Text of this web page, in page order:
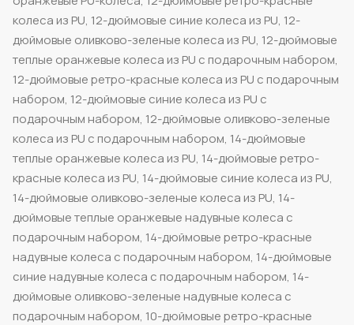
колеса из PU, 12-дюймовые синие колеса из PU, 12-
дюймовые оливково-зеленые колеса из PU, 12-дюймовые
теплые оранжевые колеса из PU с подарочным набором,
12-дюймовые ретро-красные колеса из PU с подарочным
набором, 12-дюймовые синие колеса из PU с
подарочным набором, 12-дюймовые оливково-зеленые
колеса из PU с подарочным набором, 14-дюймовые
теплые оранжевые колеса из PU, 14-дюймовые ретро-
красные колеса из PU, 14-дюймовые синие колеса из PU,
14-дюймовые оливково-зеленые колеса из PU, 14-
дюймовые теплые оранжевые надувные колеса с
подарочным набором, 14-дюймовые ретро-красные
надувные колеса с подарочным набором, 14-дюймовые
синие надувные колеса с подарочным набором, 14-
дюймовые оливково-зеленые надувные колеса с
подарочным набором, 10-дюймовые ретро-красные